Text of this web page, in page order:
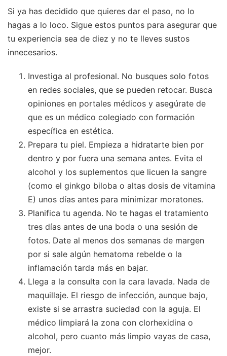
Si ya has decidido que quieres dar el paso, no lo
hagas a lo loco. Sigue estos puntos para asegurar que
tu experiencia sea de diez y no te lleves sustos
innecesarios.
Investiga al profesional. No busques solo fotos
en redes sociales, que se pueden retocar. Busca
opiniones en portales médicos y asegúrate de
que es un médico colegiado con formación
específica en estética.
Prepara tu piel. Empieza a hidratarte bien por
dentro y por fuera una semana antes. Evita el
alcohol y los suplementos que licuen la sangre
(como el ginkgo biloba o altas dosis de vitamina
E) unos días antes para minimizar moratones.
Planifica tu agenda. No te hagas el tratamiento
tres días antes de una boda o una sesión de
fotos. Date al menos dos semanas de margen
por si sale algún hematoma rebelde o la
inflamación tarda más en bajar.
Llega a la consulta con la cara lavada. Nada de
maquillaje. El riesgo de infección, aunque bajo,
existe si se arrastra suciedad con la aguja. El
médico limpiará la zona con clorhexidina o
alcohol, pero cuanto más limpio vayas de casa,
mejor.